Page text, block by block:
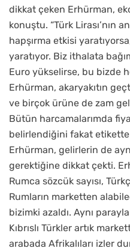
dikkat çeken Erhürman,
konuştu. “Türk Lirası’nın
hapşırma etkisi
yaratıyor. Biz ithalata
Euro yükselirse, bu bizde
Erhürman, akaryakıtın
ve birçok ürüne de zam
Bütün harcamalarımda
belirlendiğini fakat etikette
Erhürman, gelirlerin de
gerektiğine dikkat çekti.
Rumca sözcük sayısı,
Rumların marketten
bizimki azaldı. Aynı
Kıbrıslı Türkler artık
arabada Afrikalıları izler